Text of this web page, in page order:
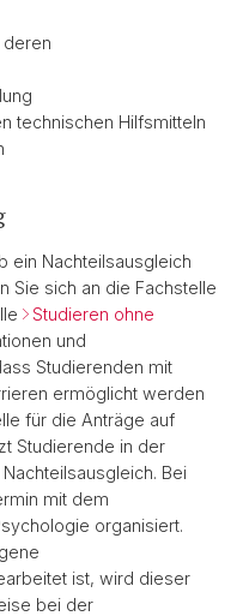
technischen Hilfsmitteln
ein Nachteilsausgleich
Sie sich an die Fachstelle
Studieren ohne
und
Studierenden mit
ermöglicht werden
für die Anträge auf
Studierende in der
Nachteilsausgleich. Bei
mit dem
organisiert.
ist, wird dieser
bei der